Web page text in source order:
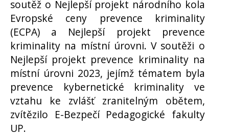
soutěž o Nejlepší projekt národního kola
Evropské ceny prevence kriminality
(ECPA) a Nejlepší projekt prevence
kriminality na místní úrovni. V soutěži o
Nejlepší projekt prevence kriminality na
místní úrovni 2023, jejímž tématem byla
prevence kybernetické kriminality ve
vztahu ke zvlášť zranitelným obětem,
zvítězilo E-Bezpečí Pedagogické fakulty
UP.